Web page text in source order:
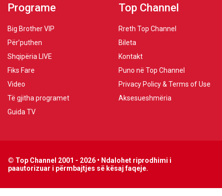
Programe
Big Brother VIP
Për’puthen
Shqipëria LIVE
Fiks Fare
Video
Të gjitha programet
Guida TV
Top Channel
Rreth Top Channel
Bileta
Kontakt
Puno në Top Channel
Privacy Policy & Terms of Use
Aksesueshmëria
© Top Channel 2001 - 2026 • Ndalohet riprodhimi i
paautorizuar i përmbajtjes së kësaj faqeje.